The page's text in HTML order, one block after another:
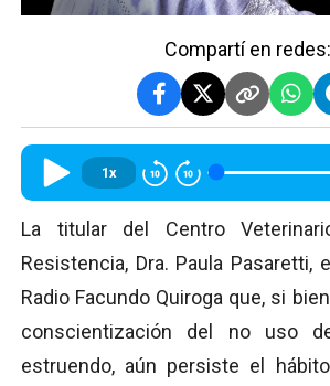
Compartí en redes:
1x
La titular del Centro
Resistencia, Dra. Paula Pasaretti,
Radio Facundo Quiroga que, si
conscientización del no uso
estruendo, aún persiste el